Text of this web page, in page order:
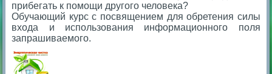
прибегать к помощи другого человека?
Обучающий курс с посвящением для обретения силы
входа и использования информационного поля
запрашиваемого.